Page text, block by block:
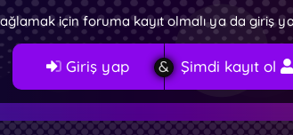
için foruma kayıt olmalı ya da giriş
Giriş yap Şimdi kayıt ol